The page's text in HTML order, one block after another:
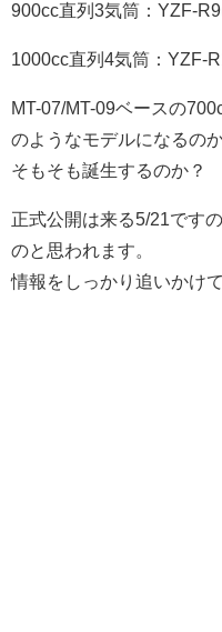
900cc直列3気筒：YZF-
1000cc直列4気筒：YZF-
MT-07/MT-09ベースの
のようなモデルになるの
そもそも誕生するのか？
正式公開は来る5/21です
のと思われます。
情報をしっかり追いかけ